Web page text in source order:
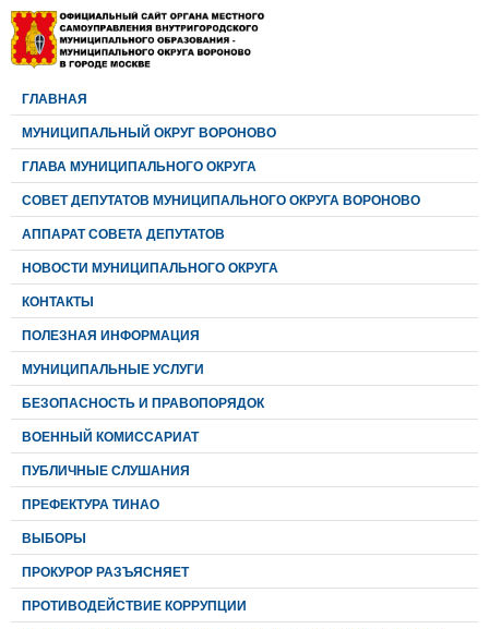
ГЛАВНАЯ
МУНИЦИПАЛЬНЫЙ ОКРУГ ВОРОНОВО
ГЛАВА МУНИЦИПАЛЬНОГО ОКРУГА
CОВЕТ ДЕПУТАТОВ МУНИЦИПАЛЬНОГО ОКРУГА ВОРОНОВО
АППАРАТ СОВЕТА ДЕПУТАТОВ
НОВОСТИ МУНИЦИПАЛЬНОГО ОКРУГА
КОНТАКТЫ
ПОЛЕЗНАЯ ИНФОРМАЦИЯ
МУНИЦИПАЛЬНЫЕ УСЛУГИ
БЕЗОПАСНОСТЬ И ПРАВОПОРЯДОК
ВОЕННЫЙ КОМИССАРИАТ
ПУБЛИЧНЫЕ СЛУШАНИЯ
ПРЕФЕКТУРА ТИНАО
ВЫБОРЫ
ПРОКУРОР РАЗЪЯСНЯЕТ
ПРОТИВОДЕЙСТВИЕ КОРРУПЦИИ